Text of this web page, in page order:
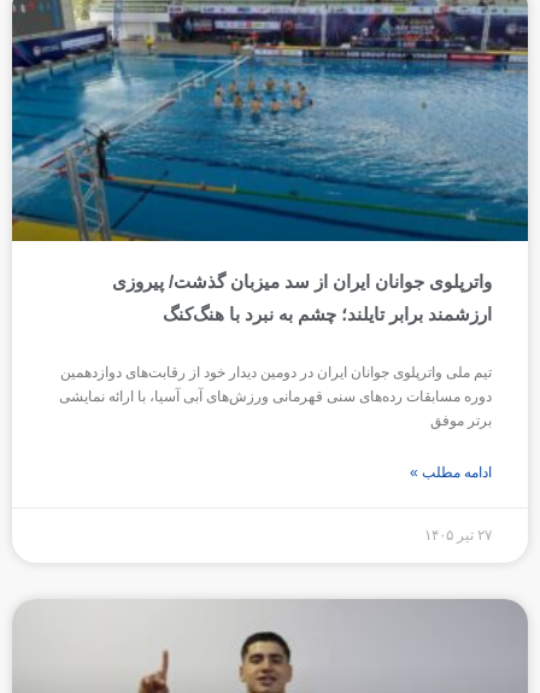
واترپلوی جوانان ایران از سد میزبان گذشت/ پیروزی
ارزشمند برابر تایلند؛ چشم به نبرد با هنگ‌کنگ
تیم ملی واترپلوی جوانان ایران در دومین دیدار خود از رقابت‌های دوازدهمین
دوره مسابقات رده‌های سنی قهرمانی ورزش‌های آبی آسیا، با ارائه نمایشی
برتر موفق
ادامه مطلب »
۲۷ تیر ۱۴۰۵